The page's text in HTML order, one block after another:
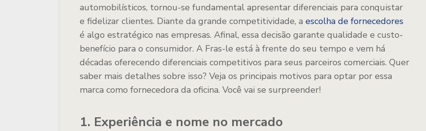
automobilísticos, tornou-se fundamental apresentar diferenciais para conquistar
e fidelizar clientes. Diante da grande competitividade, a escolha de fornecedores
é algo estratégico nas empresas. Afinal, essa decisão garante qualidade e custo-
benefício para o consumidor. A Fras-le está à frente do seu tempo e vem há
décadas oferecendo diferenciais competitivos para seus parceiros comerciais. Quer
saber mais detalhes sobre isso? Veja os principais motivos para optar por essa
marca como fornecedora da oficina. Você vai se surpreender!
1. Experiência e nome no mercado